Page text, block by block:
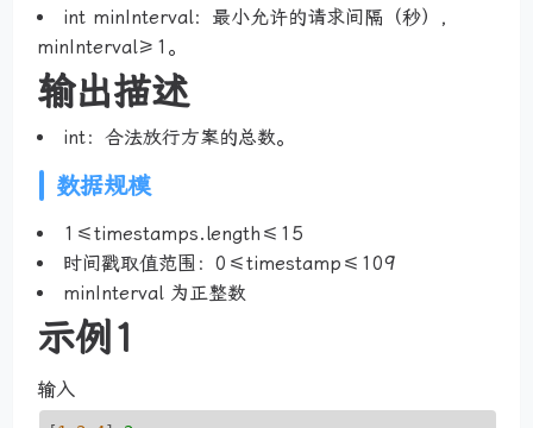
int minInterval：最小允许的请求间隔（秒），
minInterval≥1。
输出描述
int：合法放行方案的总数。
数据规模
1≤timestamps.length≤15
时间戳取值范围：0≤timestamp≤109
minInterval 为正整数
示例1
输入